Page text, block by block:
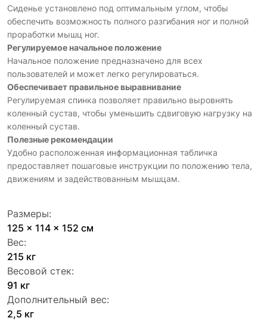
Сиденье установлено под оптимальным углом, чтобы
обеспечить возможность полного разгибания ног и полной
проработки мышц ног.
Регулируемое начальное положение
Начальное положение предназначено для всех
пользователей и может легко регулироваться.
Обеспечивает правильное выравнивание
Регулируемая спинка позволяет правильно выровнять
коленный сустав, чтобы уменьшить сдвиговую нагрузку на
коленный сустав.
Полезные рекомендации
Удобно расположенная информационная табличка
предоставляет пошаговые инструкции по положению тела,
движениям и задействованным мышцам.
Размеры:
125 x 114 x 152 см
Вес:
215 кг
Весовой стек:
91 кг
Дополнительный вес:
2,5 кг